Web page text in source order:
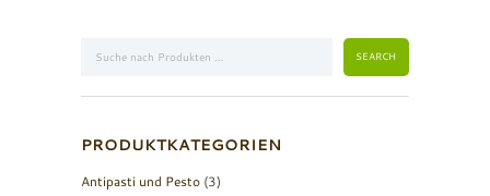
PRODUKTKATEGORIEN
Antipasti und Pesto (3)